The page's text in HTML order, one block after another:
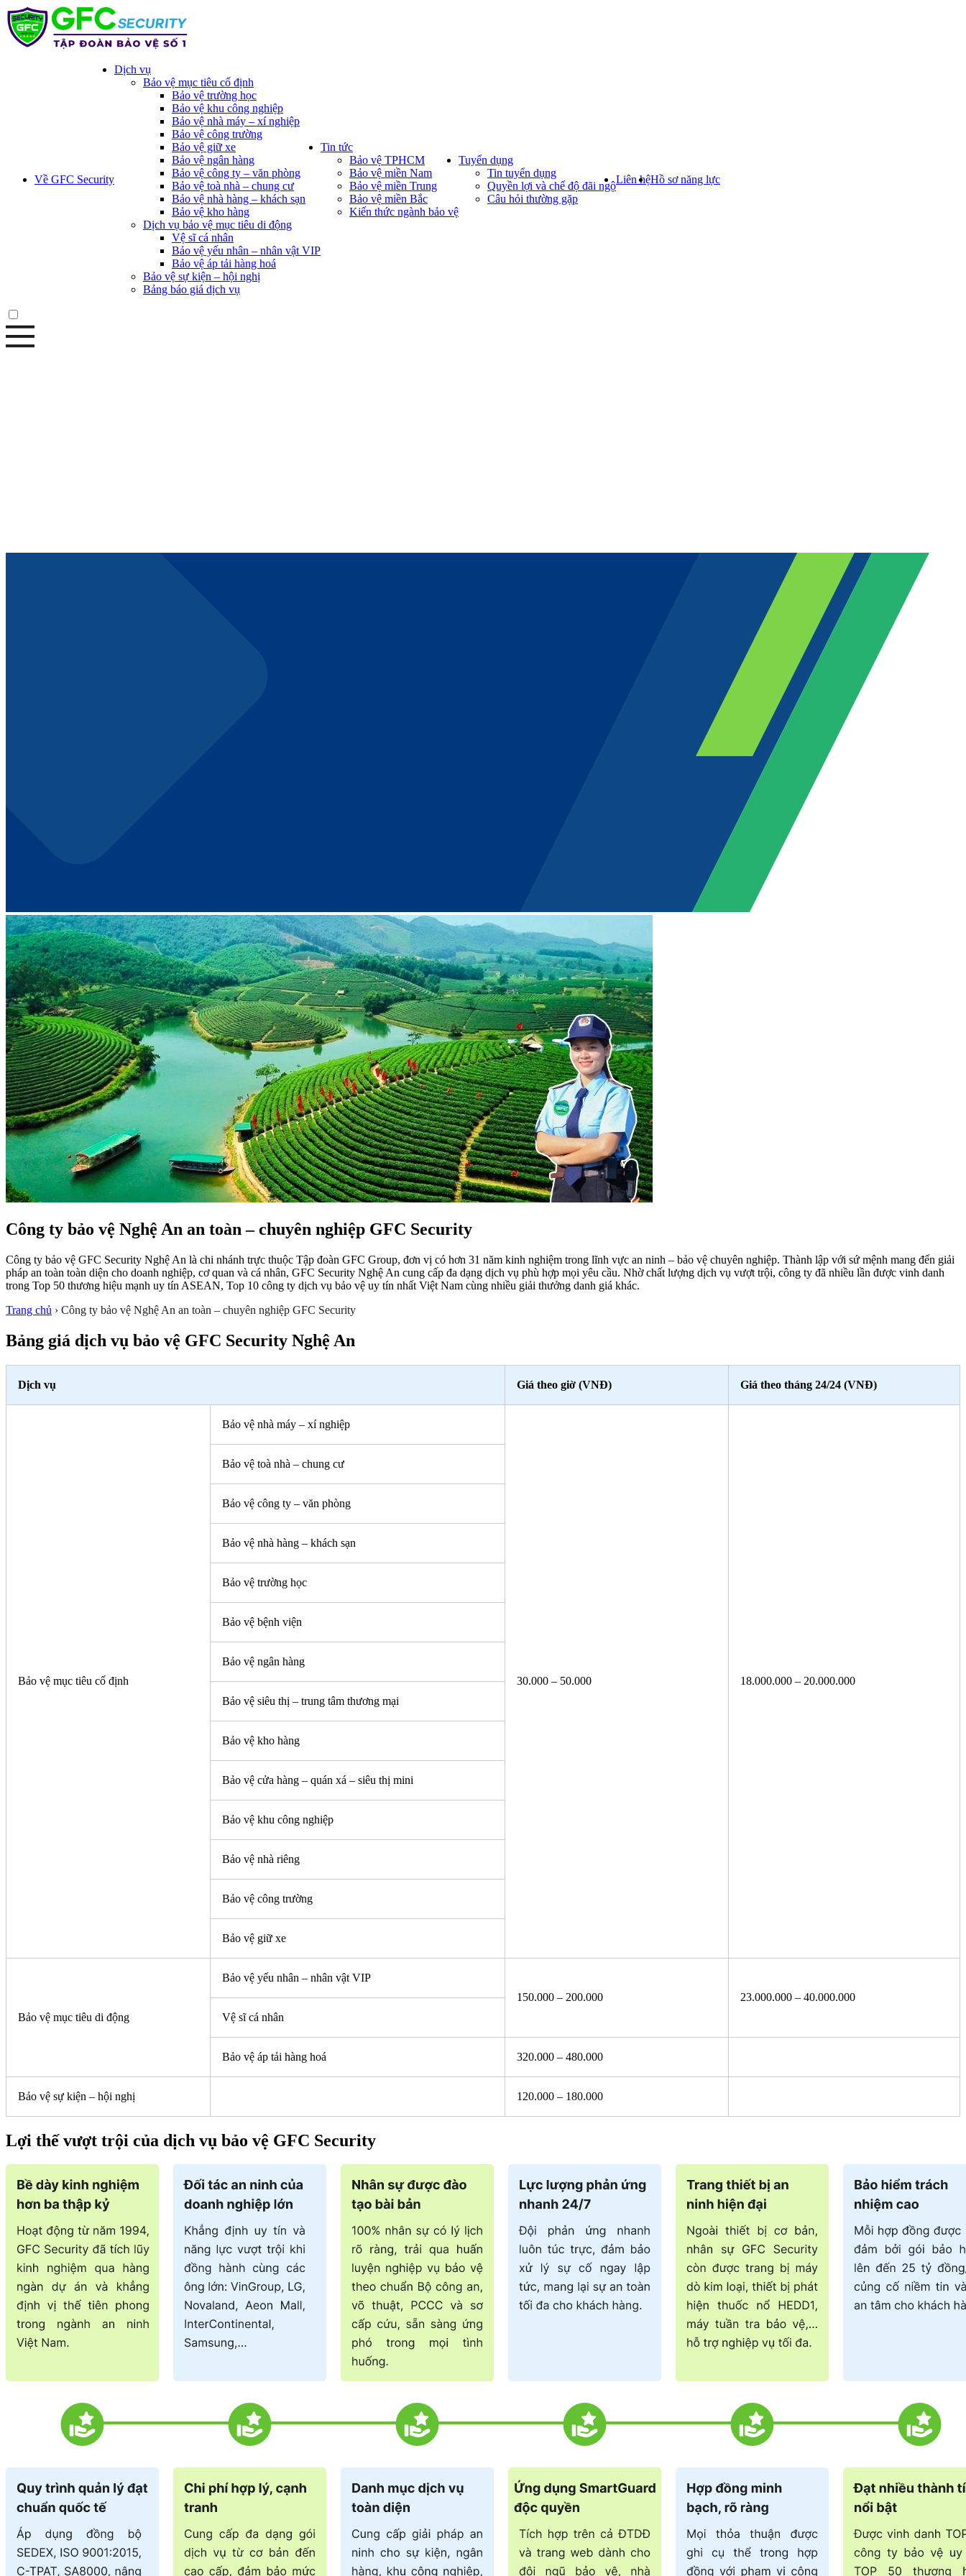
Về GFC Security
Dịch vụ
Bảo vệ mục tiêu cố định
Bảo vệ trường học
Bảo vệ khu công nghiệp
Bảo vệ nhà máy – xí nghiệp
Bảo vệ công trường
Bảo vệ giữ xe
Bảo vệ ngân hàng
Bảo vệ công ty – văn phòng
Bảo vệ toà nhà – chung cư
Bảo vệ nhà hàng – khách sạn
Bảo vệ kho hàng
Dịch vụ bảo vệ mục tiêu di động
Vệ sĩ cá nhân
Bảo vệ yếu nhân – nhân vật VIP
Bảo vệ áp tải hàng hoá
Bảo vệ sự kiện – hội nghị
Bảng báo giá dịch vụ
Tin tức
Bảo vệ TPHCM
Bảo vệ miền Nam
Bảo vệ miền Trung
Bảo vệ miền Bắc
Kiến thức ngành bảo vệ
Tuyển dụng
Tin tuyển dụng
Quyền lợi và chế độ đãi ngộ
Câu hỏi thường gặp
Liên hệHồ sơ năng lực
Công ty bảo vệ Nghệ An an toàn – chuyên nghiệp GFC Security
Công ty bảo vệ GFC Security Nghệ An là chi nhánh trực thuộc Tập đoàn GFC Group, đơn vị có hơn 31 năm kinh nghiệm trong lĩnh vực an ninh – bảo vệ chuyên nghiệp. Thành lập với sứ mệnh mang đến giải
pháp an toàn toàn diện cho doanh nghiệp, cơ quan và cá nhân, GFC Security Nghệ An cung cấp đa dạng dịch vụ phù hợp mọi yêu cầu. Nhờ chất lượng dịch vụ vượt trội, công ty đã nhiều lần được vinh danh
trong Top 50 thương hiệu mạnh uy tín ASEAN, Top 10 công ty dịch vụ bảo vệ uy tín nhất Việt Nam cùng nhiều giải thưởng danh giá khác.
Trang chủ › Công ty bảo vệ Nghệ An an toàn – chuyên nghiệp GFC Security
Bảng giá dịch vụ bảo vệ GFC Security Nghệ An
Dịch vụ Giá theo giờ (VNĐ) Giá theo tháng 24/24 (VNĐ)
Bảo vệ mục tiêu cố định
Bảo vệ nhà máy – xí nghiệp
30.000 – 50.000 18.000.000 – 20.000.000
Bảo vệ toà nhà – chung cư
Bảo vệ công ty – văn phòng
Bảo vệ nhà hàng – khách sạn
Bảo vệ trường học
Bảo vệ bệnh viện
Bảo vệ ngân hàng
Bảo vệ siêu thị – trung tâm thương mại
Bảo vệ kho hàng
Bảo vệ cửa hàng – quán xá – siêu thị mini
Bảo vệ khu công nghiệp
Bảo vệ nhà riêng
Bảo vệ công trường
Bảo vệ giữ xe
Bảo vệ mục tiêu di động
Bảo vệ yếu nhân – nhân vật VIP
150.000 – 200.000
23.000.000 – 40.000.000
Vệ sĩ cá nhân
Bảo vệ áp tải hàng hoá 320.000 – 480.000
Bảo vệ sự kiện – hội nghị 120.000 – 180.000
Lợi thế vượt trội của dịch vụ bảo vệ GFC Security